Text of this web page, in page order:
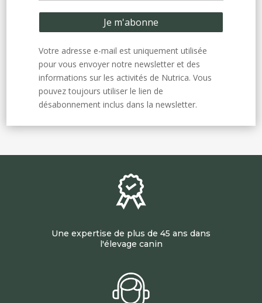
Votre adresse e-mail est uniquement utilisée
pour vous envoyer notre newsletter et des
informations sur les activités de Nutrica. Vous
pouvez toujours utiliser le lien de
désabonnement inclus dans la newsletter.
Une expertise de plus de 45 ans dans
l'élevage canin